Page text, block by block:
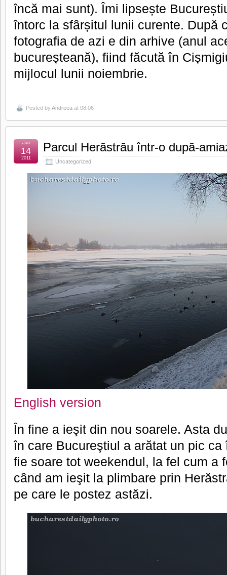
încă mai sunt). Îmi lipsește
întorc la sfârșitul lunii curente. După
fotografia de azi e din arhive (anul
bucureșteană), fiind făcută în
mijlocul lunii noiembrie.
Posted byAndreea at 08:06
Parcul Herăstrău într-o după-
Uncategorized
Jan
14
2011
English version
În fine a ieşit din nou soarele. Asta
în care Bucureştiul a arătat un pic
fie soare tot weekendul, la fel cum a
când am ieşit la plimbare prin
pe care le postez astăzi.